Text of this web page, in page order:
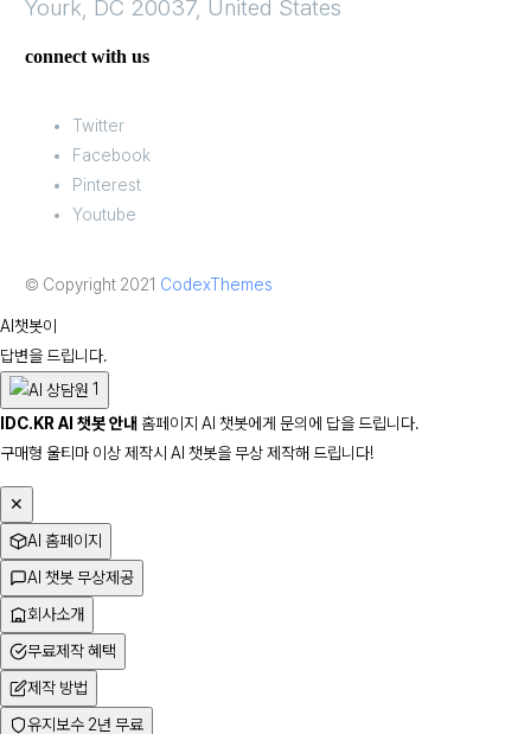
Yourk, DC 20037, United States
connect with us
Twitter
Facebook
Pinterest
Youtube
© Copyright 2021 CodexThemes
AI챗봇이
답변을 드립니다.
1
IDC.KR AI 챗봇안내 홈페이지 AI 챗봇에게 문의에 답을 드립니다.
구매형 울티마 이상 제작시 AI 챗봇을 무상 제작해 드립니다!
✕
AI 홈페이지
AI 챗봇 무상제공
회사소개
무료제작 혜택
제작 방법
유지보수 2년 무료